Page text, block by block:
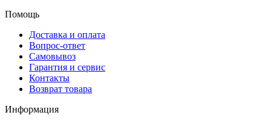
Помощь
Доставка и оплата
Вопрос-ответ
Самовывоз
Гарантия и сервис
Контакты
Возврат товара
Информация